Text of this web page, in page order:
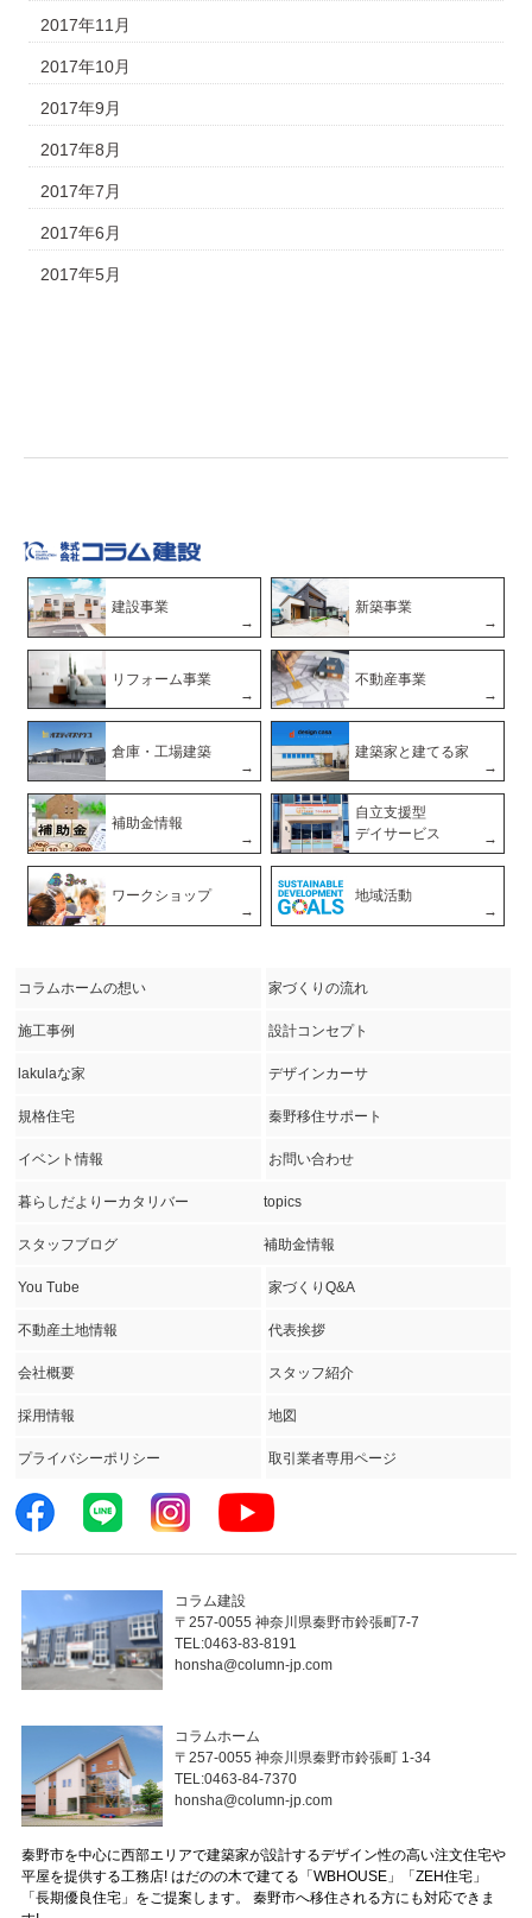
2017年11月
2017年10月
2017年9月
2017年8月
2017年7月
2017年6月
2017年5月
建設事業 新築事業
リフォーム事業 不動産事業
倉庫・工場建築 建築家と建てる家
補助金情報
自立支援型
デイサービス
ワークショップ 地域活動
コラムホームの想い 家づくりの流れ
施工事例 設計コンセプト
lakulaな家 デザインカーサ
規格住宅 秦野移住サポート
イベント情報 お問い合わせ
暮らしだよりーカタリバー topics
スタッフブログ 補助金情報
You Tube 家づくりQ&A
不動産土地情報 代表挨拶
会社概要 スタッフ紹介
採用情報 地図
プライバシーポリシー 取引業者専用ページ
コラム建設
〒257-0055 神奈川県秦野市鈴張町7-7
TEL:0463-83-8191
honsha@column-jp.com
コラムホーム
〒257-0055 神奈川県秦野市鈴張町 1-34
TEL:0463-84-7370
honsha@column-jp.com
秦野市を中心に西部エリアで建築家が設計するデザイン性の高い注文住宅や
平屋を提供する工務店! はだのの木で建てる「WBHOUSE」「ZEH住宅」
「長期優良住宅」をご提案します。 秦野市へ移住される方にも対応できま